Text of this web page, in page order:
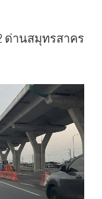
ด่านสมุทรสาคร